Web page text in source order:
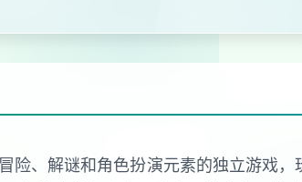
险、解谜和角色扮演元素的独立游戏